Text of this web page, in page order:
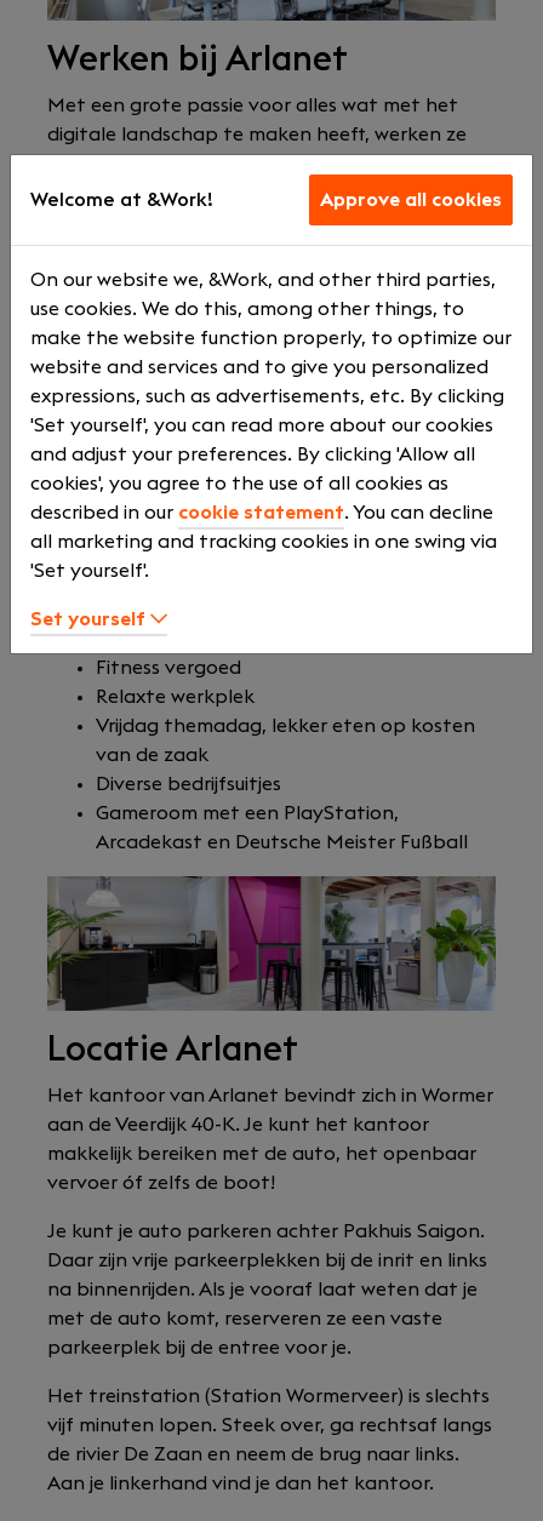
Werken bij Arlanet
Met een grote passie voor alles wat met het
digitale landschap te maken heeft, werken ze
diverse opdrachtgevers. Op die manier blijven ze
hun nieuwsgierigheid prikkelen en komen ze keer
op keer tot nieuwe, innovatieve oplossingen. Bij
Arlanet is het belangrijk dat medewerkers de tijd
en ruimte krijgen om op de hoogte te blijven van
de laatste ontwikkelingen rondom het
vakgebied. Daarom stellen ze jou in staat om
regelmatig trainingen te volgen, vakdagen bij te
wonen of op een andere manier je kennis op peil
te houden.
Klinkt goed? Verder bieden ze je:
Een leuke positie binnen een groeiend
bedrijf
Marktconform salaris
Pensioen maximaal en volledig betaald
Fitness vergoed
Relaxte werkplek
Vrijdag themadag, lekker eten op kosten
van de zaak
Diverse bedrijfsuitjes
Gameroom met een PlayStation,
Arcadekast en Deutsche Meister Fußball
Locatie Arlanet
Het kantoor van Arlanet bevindt zich in Wormer
aan de Veerdijk 40-K. Je kunt het kantoor
makkelijk bereiken met de auto, het openbaar
vervoer óf zelfs de boot!
Je kunt je auto parkeren achter Pakhuis Saigon.
Daar zijn vrije parkeerplekken bij de inrit en links
na binnenrijden. Als je vooraf laat weten dat je
met de auto komt, reserveren ze een vaste
parkeerplek bij de entree voor je.
Het treinstation (Station Wormerveer) is slechts
vijf minuten lopen. Steek over, ga rechtsaf langs
de rivier De Zaan en neem de brug naar links.
Aan je linkerhand vind je dan het kantoor.
Welcome at &Work! Approve all cookies
On our website we, &Work, and other third parties,
use cookies. We do this, among other things, to
make the website function properly, to optimize our
website and services and to give you personalized
expressions, such as advertisements, etc. By clicking
'Set yourself', you can read more about our cookies
and adjust your preferences. By clicking 'Allow all
cookies', you agree to the use of all cookies as
described in our cookie statement. You can decline
all marketing and tracking cookies in one swing via
'Set yourself'.
Set yourself